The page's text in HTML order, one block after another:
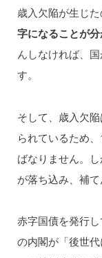
歳入欠陥が生じた
字になることが
んしなければ、
す。
そして、歳入欠
られているため
ばなりません。
が落ち込み、補て
赤字国債を発行
の内閣が「後世